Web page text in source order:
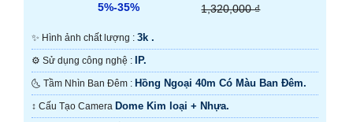
5%-35% 1,320,000 ₫
✨ Hình ảnh chất lượng : 3k .
⚙ Sử dụng công nghệ : IP.
🌜 Tầm Nhìn Ban Đêm : Hồng Ngoại 40m Có Màu Ban Ðêm.
↕️ Cấu Tạo Camera Dome Kim loại + Nhựa.